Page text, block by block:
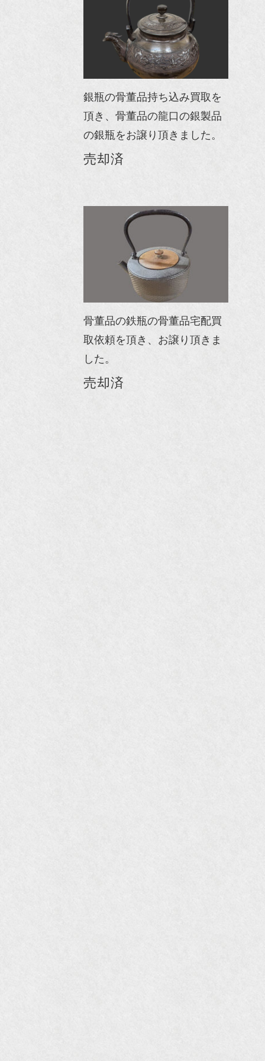
銀瓶の骨董品持ち込み買取を
頂き、骨董品の龍口の銀製品
の銀瓶をお譲り頂きました。
売却済
骨董品の鉄瓶の骨董品宅配買
取依頼を頂き、お譲り頂きま
した。
売却済